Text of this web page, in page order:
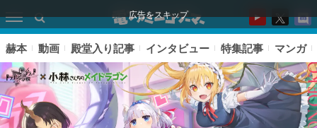
広告をスキップ
赫本 動画 殿堂入り記事 インタビュー 特集記事 マンガ